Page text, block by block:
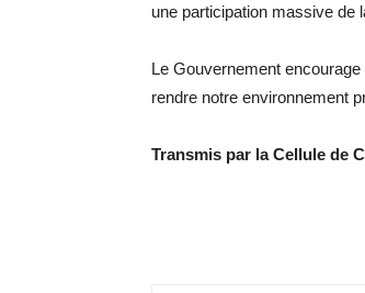
une participation massive de
Le Gouvernement
rendre notre environnement
Transmis par la Cellule de